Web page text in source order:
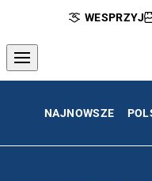
WESPRZYJ
NAJNOWSZE